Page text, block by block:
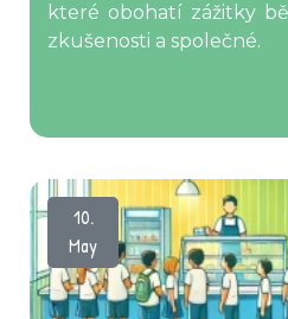
které obohatí zážitky
zkušenosti a společné.
10.
May